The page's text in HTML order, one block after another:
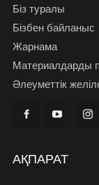
Біз туралы
Бізбен байланыс
Жарнама
Материалдарды
Әлеуметтік
АҚПАРАТ